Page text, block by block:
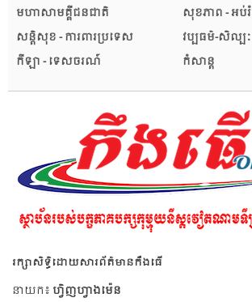
មហាសាមគ្គីជនជាតិ
សុខភាព - អប់រំ
សន្តិសុខ - ការពារប្រទេស
វប្បធម៌-សិល្បៈ
កីឡា - ទេសចរណ៍
កំសាន្ត
រក្សាសិទ្ធិដោយសារព័ត៌មានកឹងធើ
នាយក៖ ហ្វិញហ្វាងម៉េន